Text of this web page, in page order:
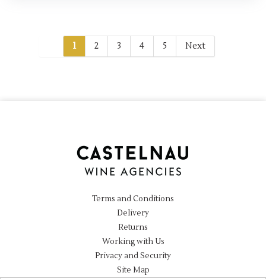
1 2 3 4 5 Next
Terms and Conditions
Delivery
Returns
Working with Us
Privacy and Security
Site Map